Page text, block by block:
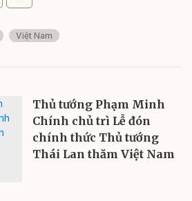
Việt Nam
Thủ tướng Phạm Minh
Chính chủ trì Lễ đón
chính thức Thủ tướng
Thái Lan thăm Việt Nam